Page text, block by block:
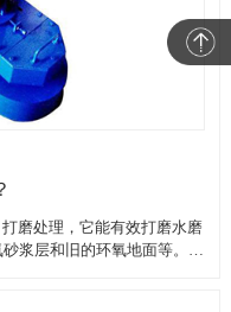
磨处理，它能有效打磨水磨
浆层和旧的环氧地面等。具